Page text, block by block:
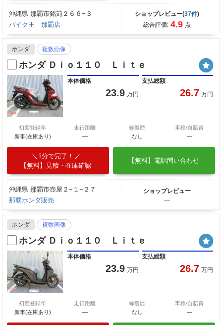
沖縄県 那覇市銘苅２６６−３
バイク王 那覇店
ショップレビュー(37件)
総合評価: 4.9 点
ホンダ 複数画像
ホンダ Ｄｉｏ１１０ Ｌｉｔｅ
本体価格
23.9 万円
支払総額
26.7 万円
初度登録年
新車(在庫あり)
走行距離
―
修復歴
なし
車検/自賠責
―
1分で完了！
【無料】見積・在庫確認
【無料】電話問い合わせ
沖縄県 那覇市壺屋２−１−２７
那覇ホンダ販売
ショップレビュー
―
ホンダ 複数画像
ホンダ Ｄｉｏ１１０ Ｌｉｔｅ
本体価格
23.9 万円
支払総額
26.7 万円
初度登録年
新車(在庫あり)
走行距離
―
修復歴
なし
車検/自賠責
―